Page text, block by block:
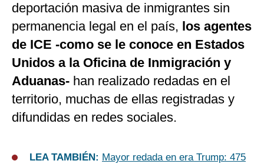
deportación masiva de inmigrantes sin
permanencia legal en el país, los agentes
de ICE -como se le conoce en Estados
Unidos a la Oficina de Inmigración y
Aduanas- han realizado redadas en el
territorio, muchas de ellas registradas y
difundidas en redes sociales.
LEA TAMBIÉN: Mayor redada en era Trump: 475